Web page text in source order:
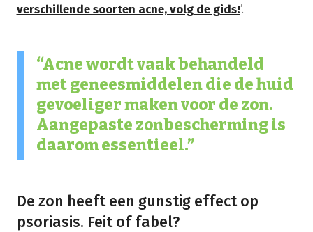
verschillende soorten acne, volg de gids!’.
Acne wordt vaak behandeld
met geneesmiddelen die de huid
gevoeliger maken voor de zon.
Aangepaste zonbescherming is
daarom essentieel.
De zon heeft een gunstig effect op
psoriasis. Feit of fabel?